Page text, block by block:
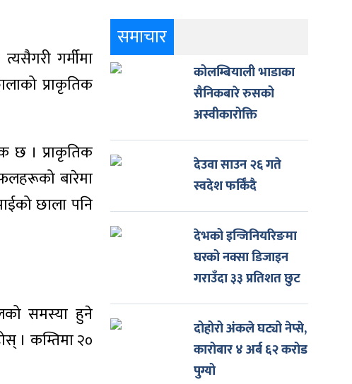
गर्मीमा
प्राकृतिक
छ । प्राकृतिक
बारेमा
छाला पनि
समस्या हुने
। कम्तिमा २०
समाचार
कोलम्बियाली भाडाका
सैनिकबारे रुसको
अस्वीकारोक्ति
देउवा साउन २६ गते
स्वदेश फर्किँदै
देभको इन्जिनियरिङमा
घरको नक्सा डिजाइन
गराउँदा ३३ प्रतिशत छुट
दोहोरो अंकले घट्यो नेप्से,
कारोबार ४ अर्ब ६२ करोड
पुग्यो